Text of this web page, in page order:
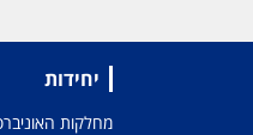
יחידות
מחלקות